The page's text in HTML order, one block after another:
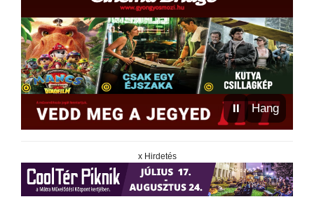
⏸ Hang
x Hirdetés